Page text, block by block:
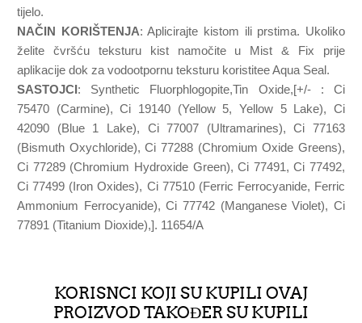
tijelo.
NAČIN KORIŠTENJA: Aplicirajte kistom ili prstima. Ukoliko
želite čvršću teksturu kist namočite u Mist & Fix prije
aplikacije dok za vodootpornu teksturu koristitee Aqua Seal.
SASTOJCI: Synthetic Fluorphlogopite,Tin Oxide,[+/- : Ci
75470 (Carmine), Ci 19140 (Yellow 5, Yellow 5 Lake), Ci
42090 (Blue 1 Lake), Ci 77007 (Ultramarines), Ci 77163
(Bismuth Oxychloride), Ci 77288 (Chromium Oxide Greens),
Ci 77289 (Chromium Hydroxide Green), Ci 77491, Ci 77492,
Ci 77499 (Iron Oxides), Ci 77510 (Ferric Ferrocyanide, Ferric
Ammonium Ferrocyanide), Ci 77742 (Manganese Violet), Ci
77891 (Titanium Dioxide),]. 11654/A
KORISNCI KOJI SU KUPILI OVAJ
PROIZVOD TAKOĐER SU KUPILI